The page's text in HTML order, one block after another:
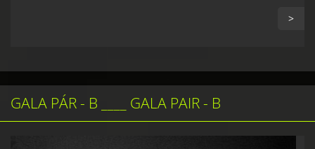
>
GALA PÁR - B ____ GALA PAIR - B